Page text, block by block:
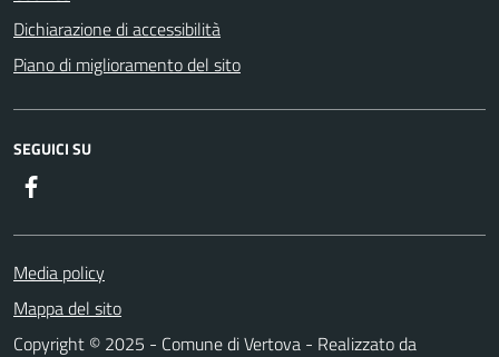
Dichiarazione di accessibilità
Piano di miglioramento del sito
SEGUICI SU
Media policy
Mappa del sito
Copyright © 2025 - Comune di Vertova - Realizzato da